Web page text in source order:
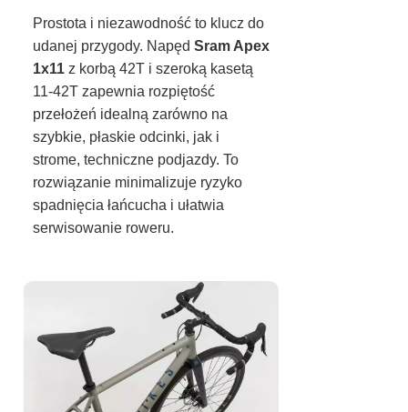
Prostota i niezawodność to klucz do
udanej przygody. Napęd Sram Apex
1x11 z korbą 42T i szeroką kasetą
11-42T zapewnia rozpiętość
przełożeń idealną zarówno na
szybkie, płaskie odcinki, jak i
strome, techniczne podjazdy. To
rozwiązanie minimalizuje ryzyko
spadnięcia łańcucha i ułatwia
serwisowanie roweru.